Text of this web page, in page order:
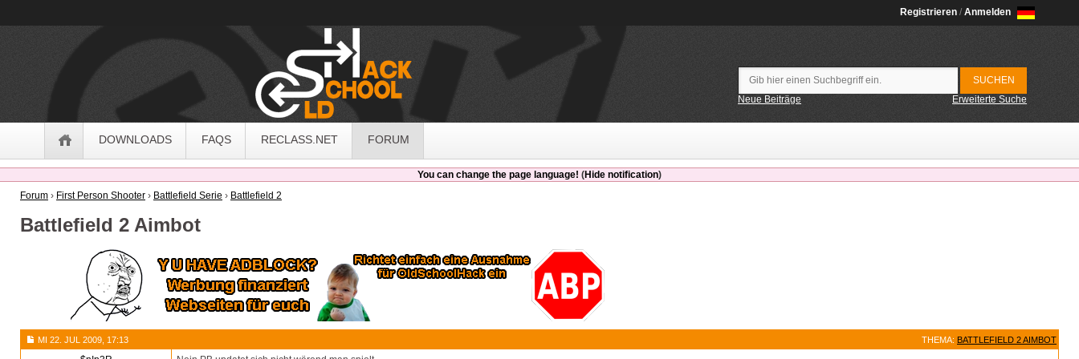
Registrieren / Anmelden
Neue Beiträge Erweiterte Suche
DOWNLOADS FAQS RECLASS.NET FORUM
You can change the page language! (Hide notification)
Forum › First Person Shooter › Battlefield Serie › Battlefield 2
Battlefield 2 Aimbot
MI 22. JUL 2009, 17:13 THEMA: BATTLEFIELD 2 AIMBOT